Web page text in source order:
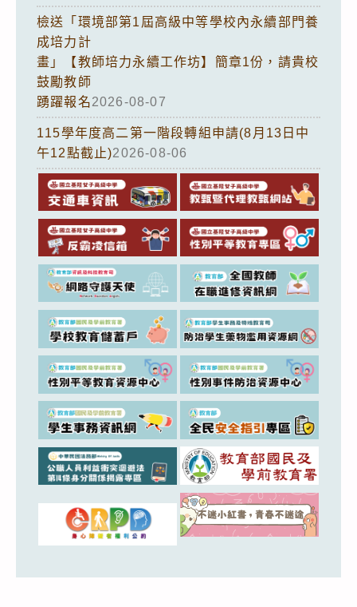
檢送「環境部第1屆高級中等學校內永續部門養
成培力計
畫」【教師培力永續工作坊】簡章1份，請貴校
鼓勵教師
踴躍報名2026-08-07
115學年度高二第一階段轉組申請(8月13日中
午12點截止)2026-08-06